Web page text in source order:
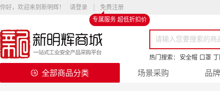
你好，欢迎来到新明辉！ 请登录
免费注册
专属服务 超低折扣价
热门搜索： 安全帽 口罩
全部商品分类 场景采购 品